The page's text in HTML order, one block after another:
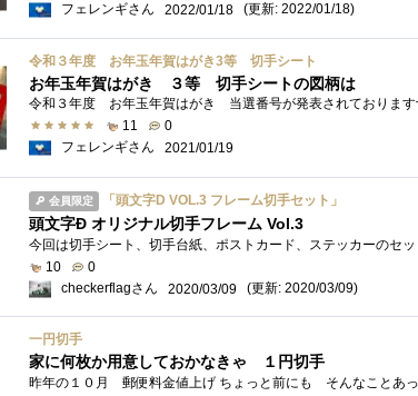
フェレンギさん
2022/01/18 (更新: 2022/01/18)
令和３年度 お年玉年賀はがき3等 切手シート
お年玉年賀はがき ３等 切手シートの図柄は
11
0
フェレンギさん
2021/01/19
会員限定 「頭文字D VOL.3 フレーム切手セット」
頭文字Ð オリジナル切手フレーム Vol.3
10
0
checkerflagさん
2020/03/09 (更新: 2020/03/09)
一円切手
家に何枚か用意しておかなきゃ １円切手